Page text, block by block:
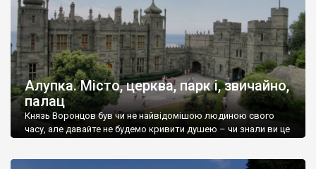
Алупка. Місто, церква, парк і, звичайно,
палац
Князь Воронцов був чи не найвідомішою людиною свого
часу, але давайте не будемо кривити душею – чи знали ви це